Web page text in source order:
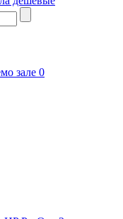
зале 0